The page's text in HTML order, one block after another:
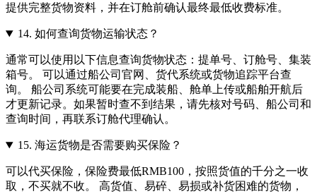
提供完整货物资料，并在订舱前确认最终最低收费标准。
14. 如何查询货物运输状态？
通常可以使用以下信息查询货物状态：提单号、订舱号、集装
箱号。 可以通过船公司官网、货代系统或货物追踪平台查
询。 船公司系统可能要在完成装船、舱单上传或船舶开航后
才更新记录。如果暂时查不到结果，请先核对号码、船公司和
查询时间，再联系订舱代理确认。
15. 海运货物是否需要购买保险？
可以代买保险，保险费最低RMB100，按照货值的千分之一收
取，不买就不收。 高货值、易碎、易损或补货困难的货物，